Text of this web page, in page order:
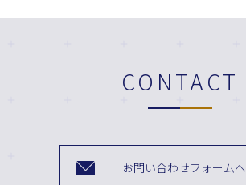
CONTACT
お問い合わせフォームへ